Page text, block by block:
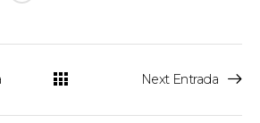
Next Entrada